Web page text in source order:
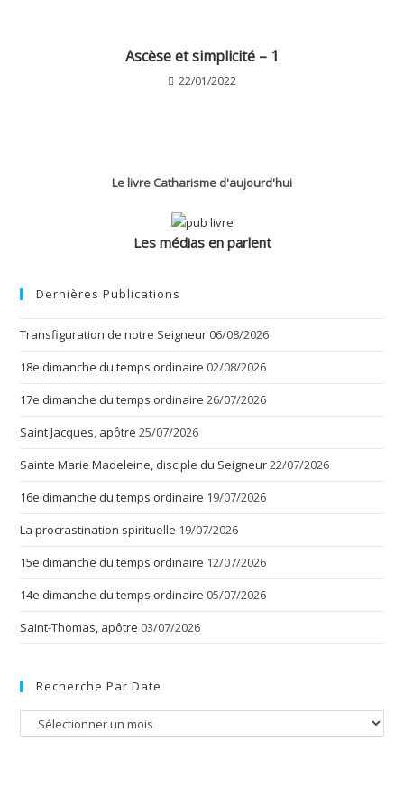
Ascèse et simplicité – 1
22/01/2022
Le livre Catharisme d'aujourd'hui
Les médias en parlent
Dernières Publications
Transfiguration de notre Seigneur 06/08/2026
18e dimanche du temps ordinaire 02/08/2026
17e dimanche du temps ordinaire 26/07/2026
Saint Jacques, apôtre 25/07/2026
Sainte Marie Madeleine, disciple du Seigneur22/07/2026
16e dimanche du temps ordinaire 19/07/2026
La procrastination spirituelle 19/07/2026
15e dimanche du temps ordinaire 12/07/2026
14e dimanche du temps ordinaire 05/07/2026
Saint-Thomas, apôtre 03/07/2026
Recherche Par Date
Recherche